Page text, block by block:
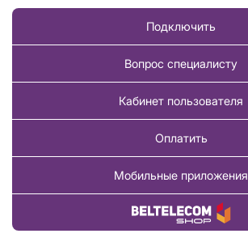
Подключить
Вопрос специалисту
Кабинет пользователя
Оплатить
Мобильные приложения
Купить товар